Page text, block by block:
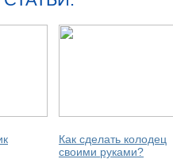
Как сделать колодец
своими руками?